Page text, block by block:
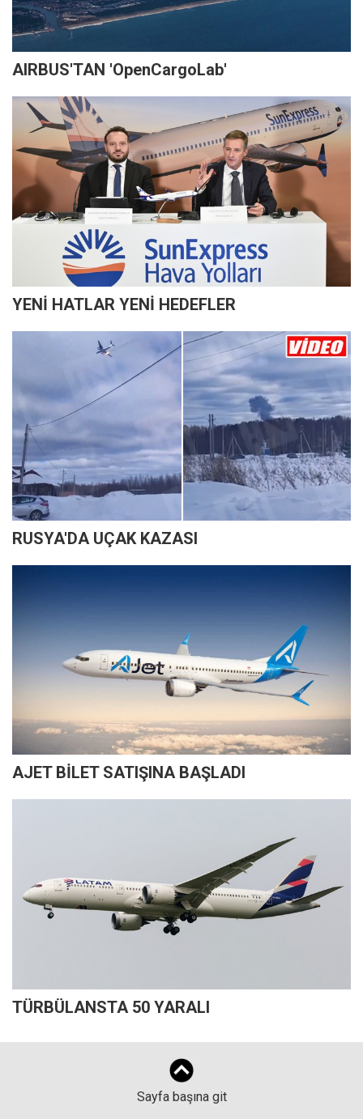
AIRBUS'TAN 'OpenCargoLab'
YENİ HATLAR YENİ HEDEFLER
RUSYA'DA UÇAK KAZASI
AJET BİLET SATIŞINA BAŞLADI
TÜRBÜLANSTA 50 YARALI
Sayfa başına git